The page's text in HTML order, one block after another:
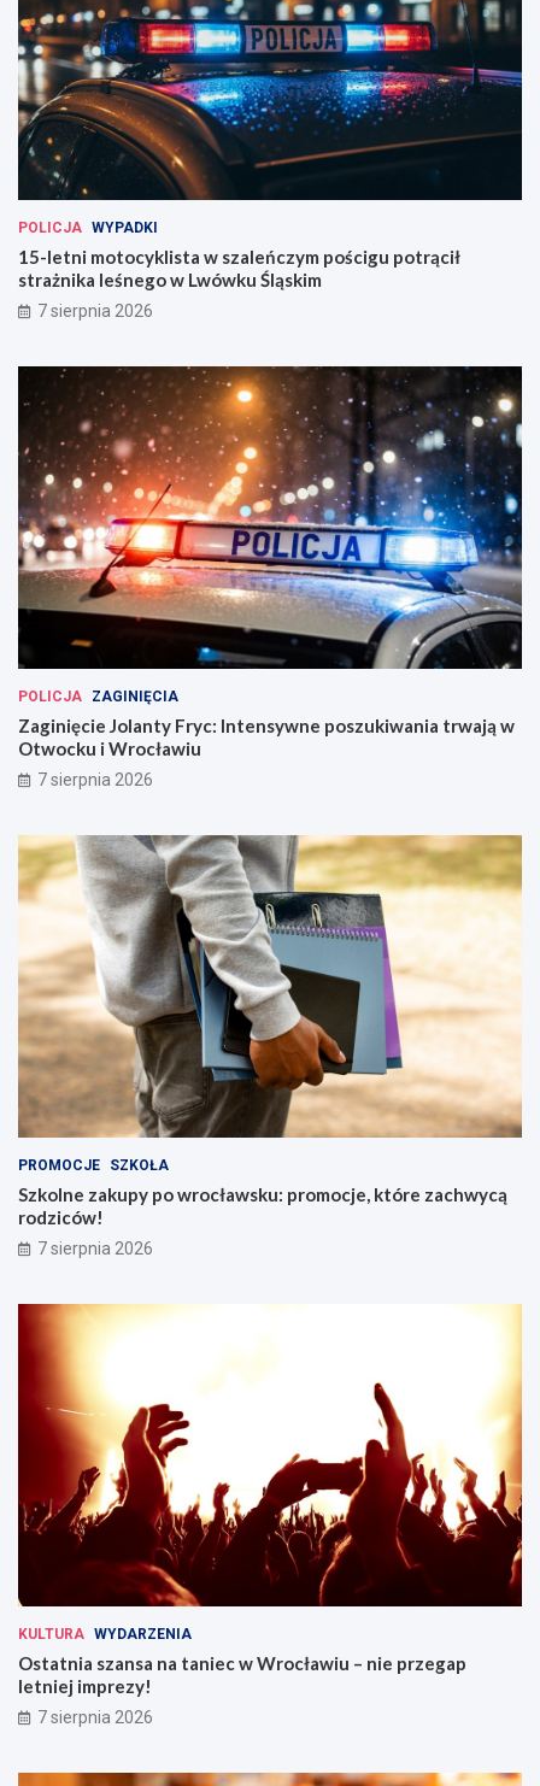
POLICJA WYPADKI
15-letni motocyklista w szaleńczym pościgu potrącił
strażnika leśnego w Lwówku Śląskim
7 sierpnia 2026
POLICJA ZAGINIĘCIA
Zaginięcie Jolanty Fryc: Intensywne poszukiwania trwają w
Otwocku i Wrocławiu
7 sierpnia 2026
PROMOCJE SZKOŁA
Szkolne zakupy po wrocławsku: promocje, które zachwycą
rodziców!
7 sierpnia 2026
KULTURA WYDARZENIA
Ostatnia szansa na taniec w Wrocławiu – nie przegap
letniej imprezy!
7 sierpnia 2026